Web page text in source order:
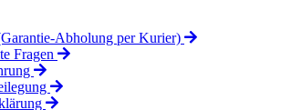
Abholung per Kurier)
Fragen